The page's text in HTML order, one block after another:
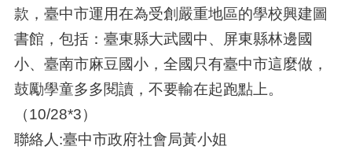
款，臺中市運用在為受創嚴重地區的學校興建圖
書館，包括：臺東縣大武國中、屏東縣林邊國
小、臺南市麻豆國小，全國只有臺中市這麼做，
鼓勵學童多多閱讀，不要輸在起跑點上。
（10/28*3）
聯絡人:臺中市政府社會局黃小姐